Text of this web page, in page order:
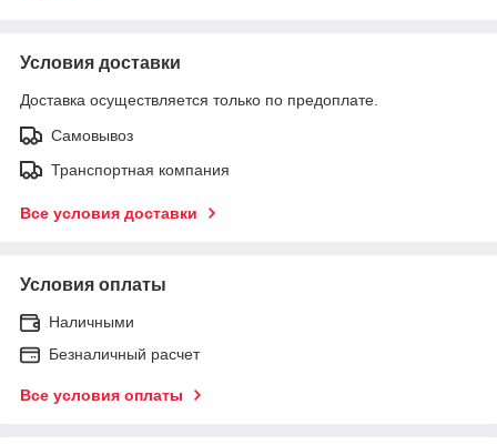
Условия доставки
Доставка осуществляется только по предоплате.
Самовывоз
Транспортная компания
Все условия доставки
Условия оплаты
Наличными
Безналичный расчет
Все условия оплаты